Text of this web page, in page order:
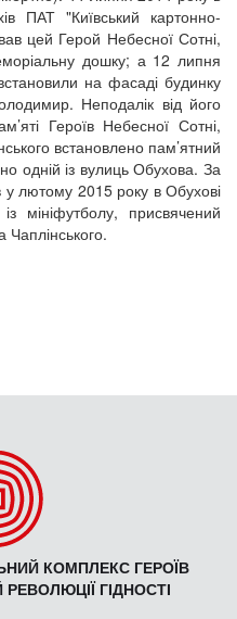
ПАТ "Київський картонно-
цей Герой Небесної Сотні,
дошку; а 12 липня
на фасаді будинку
Неподалік від його
Героїв Небесної Сотні,
встановлено пам’ятний
одній із вулиць Обухова. За
у лютому 2015 року в Обухові
мініфутболу, присвячений
КОМПЛЕКС ГЕРОЇВ
ГІДНОСТІ